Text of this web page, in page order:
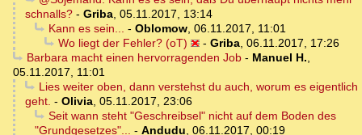
schnalls? - Griba, 05.11.2017, 13:14
Kann es sein... - Oblomow, 06.11.2017, 11:01
Wo liegt der Fehler? (oT)
- Griba, 06.11.2017, 17:26
Barbara macht einen hervorragenden Job- Manuel H.,
05.11.2017, 11:01
Lies weiter oben, dann verstehst du auch, worum es eigentlich
geht. - Olivia, 05.11.2017, 23:06
Seit wann steht "Geschreibsel" nicht auf dem Boden des
"Grundgesetzes"... - Andudu, 06.11.2017, 00:19